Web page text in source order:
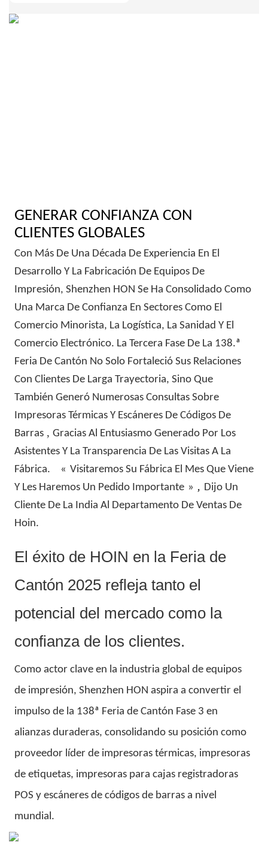
GENERAR CONFIANZA CON
CLIENTES GLOBALES
Con Más De Una Década De Experiencia En El
Desarrollo Y La Fabricación De Equipos De
Impresión, Shenzhen HON Se Ha Consolidado Como
Una Marca De Confianza En Sectores Como El
Comercio Minorista, La Logística, La Sanidad Y El
Comercio Electrónico. La Tercera Fase De La 138.ª
Feria De Cantón No Solo Fortaleció Sus Relaciones
Con Clientes De Larga Trayectoria, Sino Que
También Generó Numerosas Consultas Sobre
Impresoras Térmicas Y Escáneres De Códigos De
Barras , Gracias Al Entusiasmo Generado Por Los
Asistentes Y La Transparencia De Las Visitas A La
Fábrica.
« Visitaremos Su Fábrica El Mes Que Viene
Y Les Haremos Un Pedido Importante » , Dijo Un
Cliente De La India Al Departamento De Ventas De
Hoin.
El éxito de HOIN en la Feria de
Cantón 2025 refleja tanto el
potencial del mercado como la
confianza de los clientes.
Como actor clave en la industria global de equipos
de impresión, Shenzhen HON aspira a convertir el
impulso de la 138ª Feria de Cantón Fase 3 en
alianzas duraderas, consolidando su posición como
proveedor líder de impresoras térmicas, impresoras
de etiquetas, impresoras para cajas registradoras
POS y escáneres de códigos de barras a nivel
mundial.